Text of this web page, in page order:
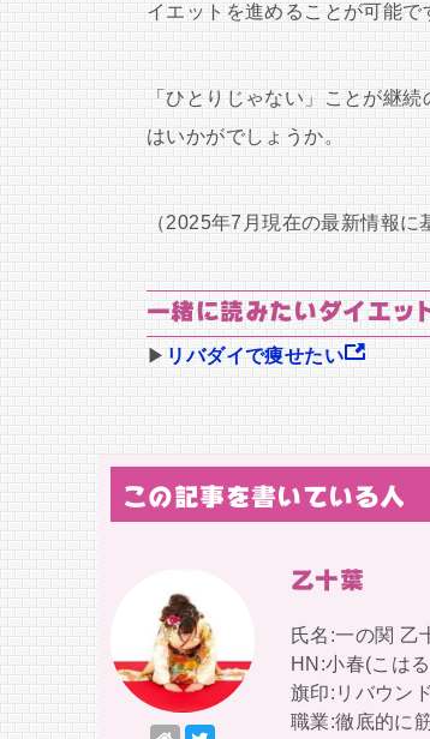
イエットを進めることが可能で
「ひとりじゃない」ことが継
はいかがでしょうか。
（2025年7月現在の最新情報に
一緒に読みたいダイエッ
▶ リバダイで痩せたい
この記事を書いている人
乙十葉
氏名:一の関 乙
HN:小春(こは
旗印:リバウン
職業:徹底的に